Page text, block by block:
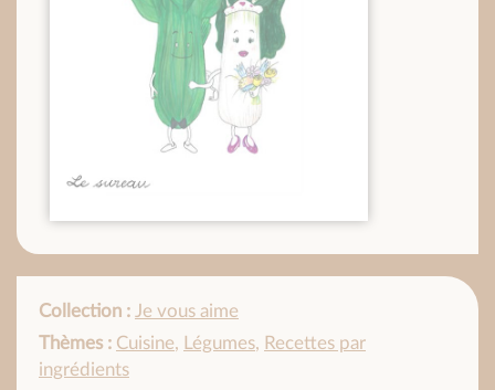
Collection : Je vous aime
Thèmes : Cuisine, Légumes, Recettes par
ingrédients